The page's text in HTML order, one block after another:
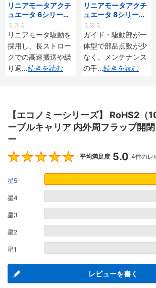
リニアモータアクチ
ュエータ 6シリーズ
標準タイプ インクリ
メンタル・アブソリ
ュート仕様
ミスミ
リニアモータ駆動を
採用し、長ストロー
クでの高速搬送や繰
り返...続きを読む
リニアモータアクチ
ュエータ 8シリーズ
標準タイプ インクリ
メンタル・アブソリ
ュート仕様
ミスミ
ガイド・駆動部が一
体型で部品点数が少
なく、メンテナンス
の手...続きを読む
【エコノミーシリーズ】 RoHS2（
ーブルキャリア 内外周フラップ開
ー
5
平均満足度 5.0 4件のレ
星5
星4
星3
星2
星1
レビューを書く